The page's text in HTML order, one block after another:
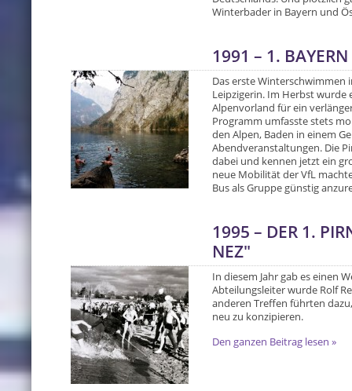
Winterbader in Bayern und
1991 – 1. BAYERN
Das erste Winterschwimmen
Leipzigerin. Im Herbst wurde
Alpenvorland für ein
Programm umfasste stets
den Alpen, Baden in einem
Abendveranstaltungen. Die
dabei und kennen jetzt ein
neue Mobilität der VfL
Bus als Gruppe günstig
1995 – DER 1.
NEZ"
In diesem Jahr gab es einen
Abteilungsleiter wurde Rolf
anderen Treffen führten
neu zu konzipieren.
Den ganzen Beitrag lesen »